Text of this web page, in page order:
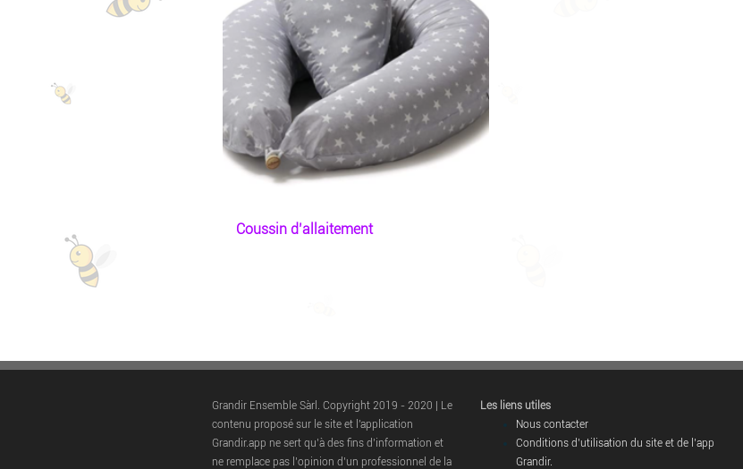
Coussin d’allaitement
Grandir Ensemble Sàrl. Copyright 2019 - 2020 | Le
contenu proposé sur le site et l'application
Grandir.app ne sert qu’à des fins d’information et
ne remplace pas l’opinion d’un professionnel de la
Les liens utiles
Nous contacter
Conditions d’utilisation du site et de l’app
Grandir.